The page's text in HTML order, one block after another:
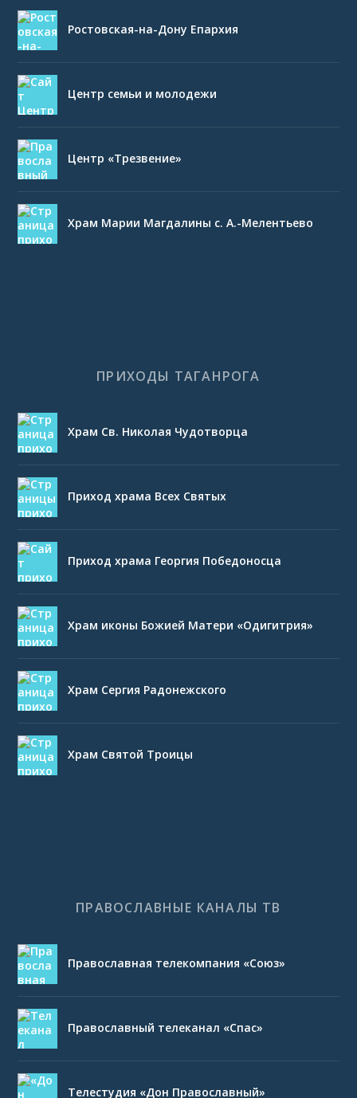
Ростовская-на-Дону Епархия
Центр семьи и молодежи
Центр «Трезвение»
Храм Марии Магдалины с. А.-Мелентьево
ПРИХОДЫ ТАГАНРОГА
Храм Св. Николая Чудотворца
Приход храма Всех Святых
Приход храма Георгия Победоносца
Храм иконы Божией Матери «Одигитрия»
Храм Сергия Радонежского
Храм Святой Троицы
ПРАВОСЛАВНЫЕ КАНАЛЫ ТВ
Православная телекомпания «Союз»
Православный телеканал «Спас»
Телестудия «Дон Православный»